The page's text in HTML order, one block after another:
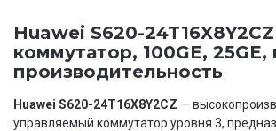
Huawei S620-
коммутатор, 100GE, 25GE,
производительность
Huawei S620-24T16X8Y2CZ —
управляемый коммутатор уровня 3,